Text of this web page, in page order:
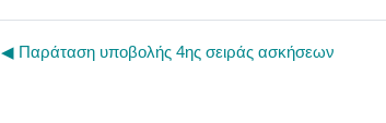
◀︎ Παράταση υποβολής 4ης σειράς ασκήσεων